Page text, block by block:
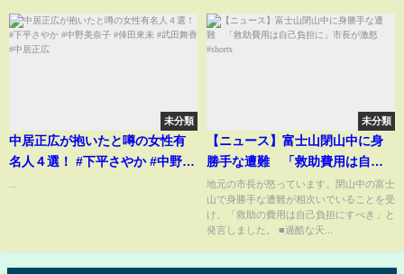
未分類
中居正広が抱いたと噂の女性有
名人４選！ #下平さやか #中野美
未分類
【ニュース】富士山閉山中に身
勝手な遭難 「救助費用は自己
負担に」市長が激怒#shorts
地元の市長が怒っています。閉山中の富士
山で身勝手な遭難が相次いでいることを受
け、「救助の費用は自己負担にすべき」と
発言しました。 ■過酷な天...